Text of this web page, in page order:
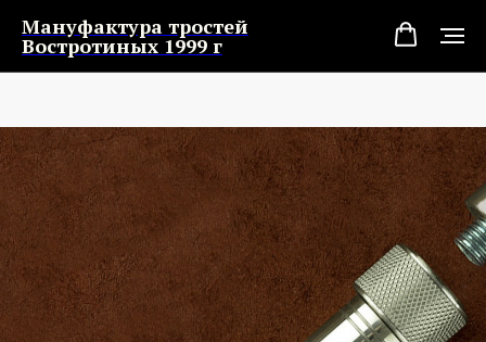
Мануфактура тростей
Востротиных 1999 г